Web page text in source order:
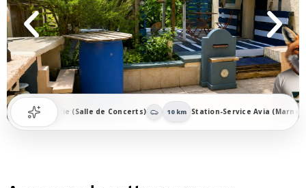
(Salle de Concerts) 10 km Station-Service Avia (Marnay)